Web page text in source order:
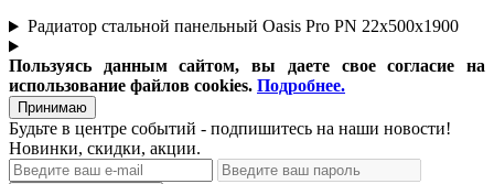
Радиатор стальной панельный Oasis Pro PN 22х500х1900
Пользуясь данным сайтом, вы даете свое согласие на
использование файлов cookies. Подробнее.
Принимаю
Будьте в центре событий - подпишитесь на наши новости!
Новинки, скидки, акции.